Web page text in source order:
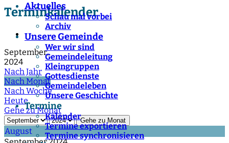
Aktuelles
Schau mal vorbei
Archiv
Unsere Gemeinde
Wer wir sind
Gemeindeleitung
Kleingruppen
Gottesdienste
Gemeindeleben
Unsere Geschichte
Termine
Kalender
Termine exportieren
Termine synchronisieren
Terminkalender
September,
2024
Nach Jahr
Nach Monat
Nach Woche
Heute
Gehe zu Monat
Gehe zu Monat
August